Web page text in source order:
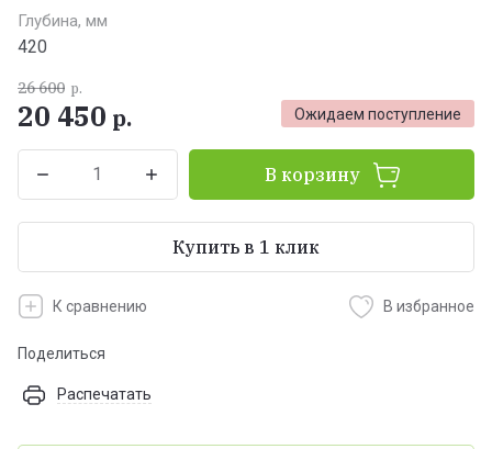
Глубина, мм
420
Ожидаем поступление
26 600 р.
20 450 р.
В корзину
Купить в 1 клик
К сравнению В избранное
Поделиться
Распечатать